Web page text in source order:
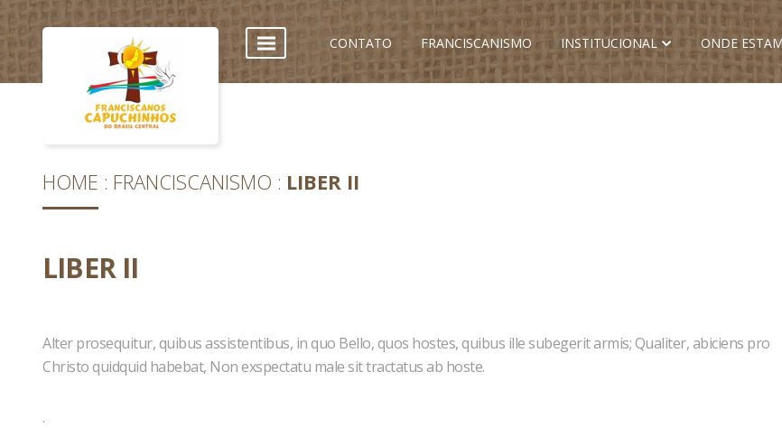
CONTATO FRANCISCANISMO INSTITUCIONAL ONDE
HOME FRANCISCANISMO LIBER II
LIBER II
Alter prosequitur, quibus assistentibus, in quo Bello, quos hostes, quibus ille subegerit armis; Qualiter, abiciens pro
Christo quidquid habebat, Non exspectatu male sit tractatus ab hoste.
.